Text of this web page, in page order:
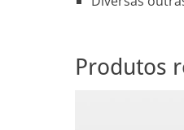
Produtos